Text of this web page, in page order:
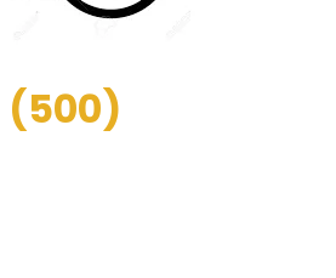
(500)